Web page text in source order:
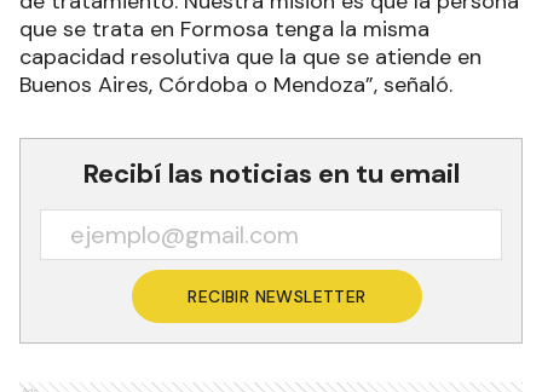
que se trata en Formosa tenga la misma
capacidad resolutiva que la que se atiende en
Buenos Aires, Córdoba o Mendoza”, señaló.
Recibí las noticias en tu email
RECIBIR NEWSLETTER